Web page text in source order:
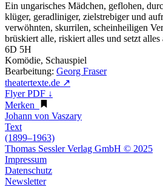
Ein ungarisches Mädchen, geflohen,
klüger, geradliniger, zielstrebiger und
verwöhnten, skurrilen, scheinheiligen
brüskiert alle, riskiert alles und setzt
6D 5H
Komödie, Schauspiel
Bearbeitung: Georg Fraser
theatertexte.de ↗
Flyer PDF ↓
Merken
Johann von Vaszary
Text
(1899–1963)
Thomas Sessler Verlag GmbH © 2025
Impressum
Datenschutz
Newsletter